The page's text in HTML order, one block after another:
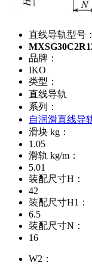
直线导轨型号：
品牌：
IKO
类型：
直线导轨
系列：
自润滑直线导
滑块 kg：
1.05
滑轨 kg/m：
5.01
装配尺寸H：
42
装配尺寸H1：
6.5
装配尺寸N：
16
W2：